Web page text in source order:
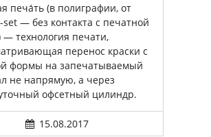
печа́ть (в полиграфии, от
set — без контакта с печатной
технология печати,
перенос краски с
формы на запечатываемый
не напрямую, а через
офсетный цилиндр.
15.08.2017